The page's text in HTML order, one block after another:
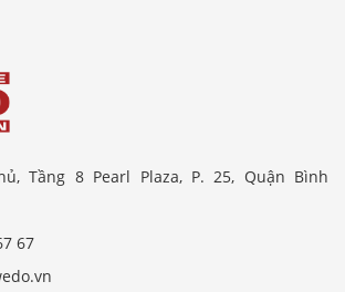
Tầng 8 Pearl Plaza, P. 25, Quận Bình
67